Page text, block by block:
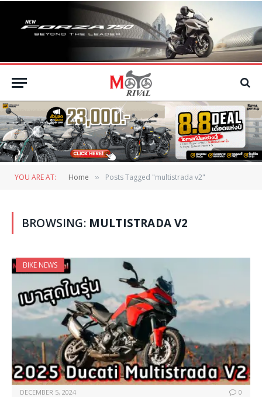
YOU ARE AT: Home » Posts Tagged "multistrada v2"
BROWSING: MULTISTRADA V2
BIKE NEWS
DECEMBER 5, 2024 0